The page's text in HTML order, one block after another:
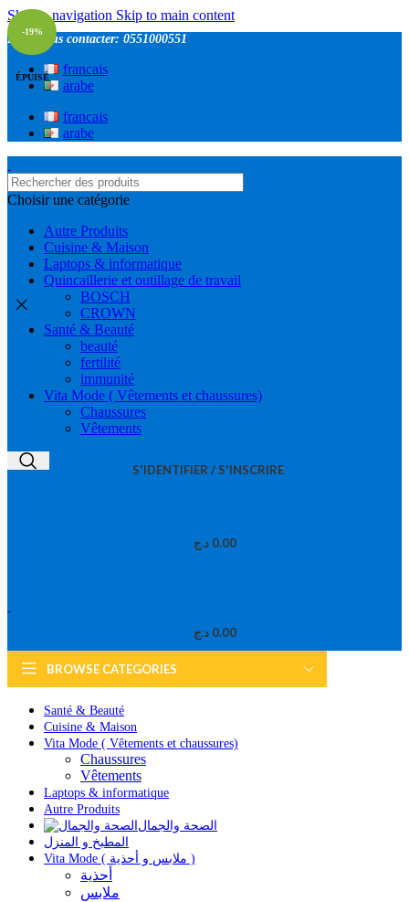
Skip to navigation Skip to main content
Pour nous contacter: 0551000551
francais
arabe
francais
arabe
Choisir une catégorie
Autre Produits
Cuisine & Maison
Laptops & informatique
Quincaillerie et outillage de travail
BOSCH
CROWN
Santé & Beauté
beauté
fertilité
immunité
Vita Mode ( Vêtements et chaussures)
Chaussures
Vêtements
S'IDENTIFIER / S'INSCRIRE
0.00 د.ج
0.00 د.ج
BROWSE CATEGORIES
Santé & Beauté
Cuisine & Maison
Vita Mode ( Vêtements et chaussures)
Chaussures
Vêtements
Laptops & informatique
Autre Produits
الصحة والجمال
المطبخ و المنزل
Vita Mode ( ملابس و أحذية )
أحذية
ملابس
-19%
ÉPUISÉ